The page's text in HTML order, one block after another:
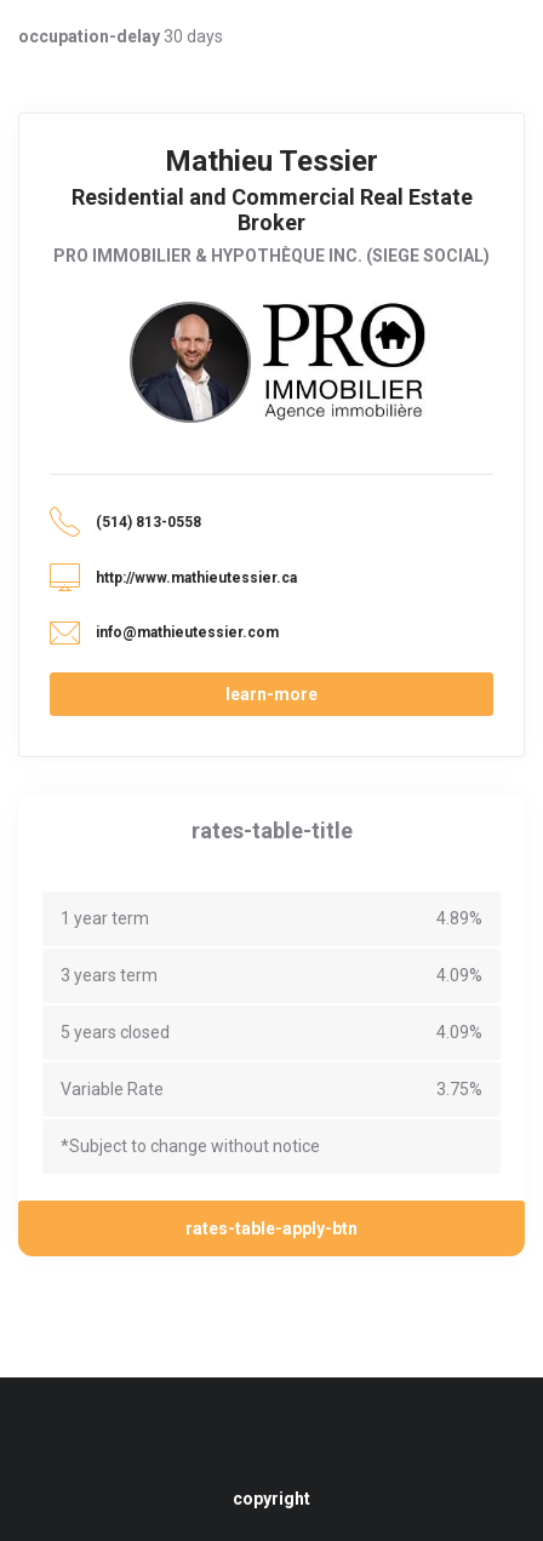
occupation-delay 30 days
Mathieu Tessier
Residential and Commercial Real Estate
Broker
PRO IMMOBILIER & HYPOTHÈQUE INC. (SIEGE SOCIAL)
(514) 813-0558
http://www.mathieutessier.ca
info@mathieutessier.com
learn-more
rates-table-title
1 year term 4.89%
3 years term 4.09%
5 years closed 4.09%
Variable Rate 3.75%
*Subject to change without notice
rates-table-apply-btn
copyright